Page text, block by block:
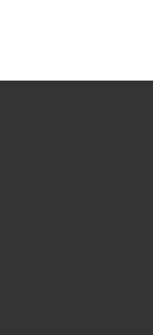
(CBT), Rational-
melalui